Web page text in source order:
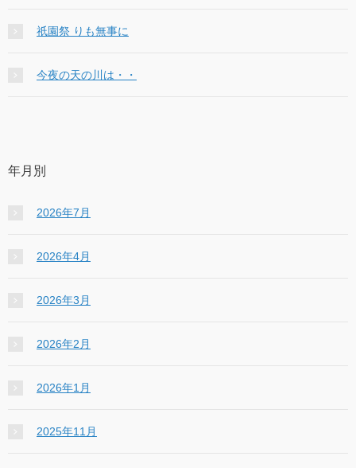
祇園祭 りも無事に
今夜の天の川は・・
年月別
2026年7月
2026年4月
2026年3月
2026年2月
2026年1月
2025年11月